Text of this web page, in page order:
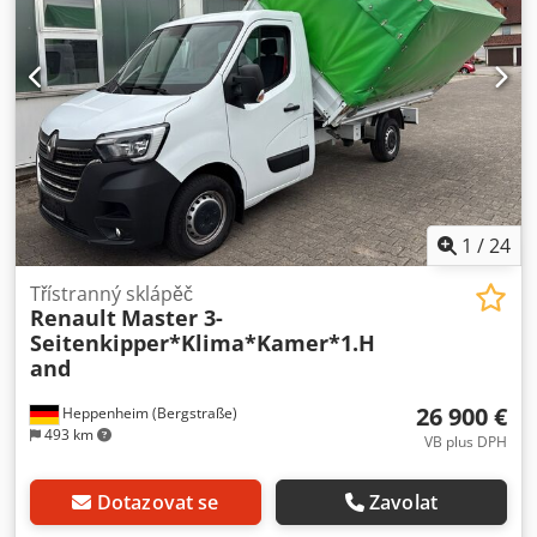
přes aplikace WhatsApp/Viber. E-mail: Toto vozidlo pochází
z našeho vozového parku, kde bylo dlouhodobě používáno,
a má kompletní záznamy o servisních prohlídkách. Mezi
hlavní prvky výbavy patří: Bluetooth, multimediální systém,
multifunkční volant, elektricky ovládaná zrcátka a okna atd.
Dsdpfx Ajzri Edjgkjkr
1 /24
Heppenheim (Bergstraße)
493 km
Třístranný sklápěč
Renault Master 3-
Seitenkipper*Klima*Kamer*1.H
and
26 900 €
VB plus DPH
Dotazovat se Zavolat